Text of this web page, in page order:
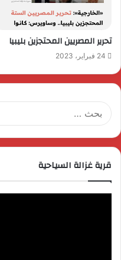
تحرير المصريين المحتجزين بليبيا
24 فبراير، 2023
قرية غزالة السياحية